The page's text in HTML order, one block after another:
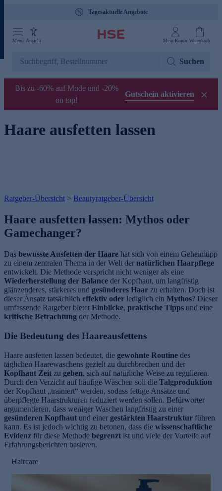
Tagesaktuelle Angebote
Menü Ansicht Mein Konto Warenkorb
Suchen
Bis zu -60% auf Mode und -20%
on top!
Gutschein aktivieren
Haare ausfetten lassen
Ratgeber-Übersicht > Beautyratgeber-Übersicht
Haare ausfetten lassen: Mythos oder
Gamechanger?
Das bewusste Ausfetten der Haare hat sich von einem Geheimtipp
zu einem zentralen Thema in der Welt der natürlichen Haarpflege
entwickelt. Die Methode verspricht nicht weniger als eine
Wiederherstellung der Balance der Kopfhaut, um langfristig
glänzenderes, stärkeres und gesünderes Haar zu erhalten. Doch ist
dieser Ansatz tatsächlich effektiv oder lediglich ein Mythos? Dieser
umfassende Ratgeber bietet Einblicke, praktische Tipps und eine
kritische Betrachtung der Methode.
Die Bedeutung des Haareausfettens
Haare ausfetten lassen bedeutet, die gewohnte Routine des
täglichen Haarewaschens gezielt zu durchbrechen und der
Kopfhaut Zeit zu geben, sich auf natürliche Weise zu regulieren.
Durch den Verzicht auf häufige Wäschen soll die Talgproduktion
der Kopfhaut „trainiert“ werden, sodass fettige Ansätze und
überpflegte Haarstrukturen reduziert werden sollen. Befürworter
argumentieren, dass weniger Waschen langfristig zu einer
gesünderen Kopfhaut und einer gestärkten Haarstruktur führen
kann. Es ist jedoch wichtig zu betonen, dass die wissenschaftliche
Evidenz für diese Methode begrenzt ist und viele der Vorteile auf
Erfahrungsberichten basieren.
Haircare